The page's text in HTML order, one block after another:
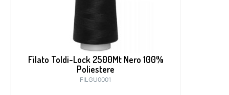
Filato Toldi-Lock 2500Mt Nero 100%
Poliestere
FILGU0001